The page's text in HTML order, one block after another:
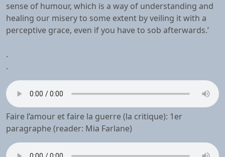
sense of humour, which is a way of understanding and
healing our misery to some extent by veiling it with a
perceptive grace, even if you have to sob afterwards.’
.
.
Faire l’amour et faire la guerre (la critique): 1er
paragraphe (reader: Mia Farlane)